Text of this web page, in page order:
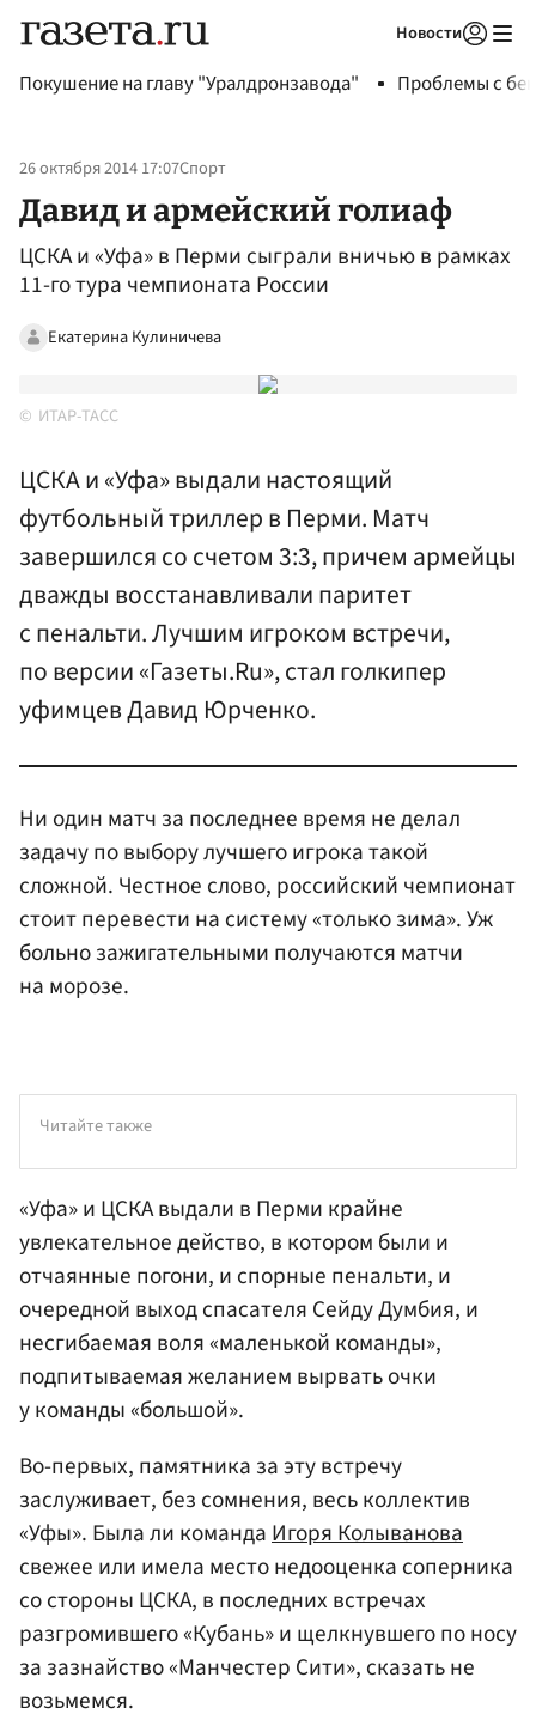
Новости
Покушение на главу "Уралдронзавода" Проблемы с
26 октября 2014 17:07Спорт
Давид и армейский голиаф
ЦСКА и «Уфа» в Перми сыграли вничью в рамках
11-го тура чемпионата России
Екатерина Кулиничева
ИТАР-ТАСС
ЦСКА и «Уфа» выдали настоящий
футбольный триллер в Перми. Матч
завершился со счетом 3:3, причем армейцы
дважды восстанавливали паритет
с пенальти. Лучшим игроком встречи,
по версии «Газеты.Ru», стал голкипер
уфимцев Давид Юрченко.
Ни один матч за последнее время не делал
задачу по выбору лучшего игрока такой
сложной. Честное слово, российский чемпионат
стоит перевести на систему «только зима». Уж
больно зажигательными получаются матчи
на морозе.
Читайте также
«Уфа» и ЦСКА выдали в Перми крайне
увлекательное действо, в котором были и
отчаянные погони, и спорные пенальти, и
очередной выход спасателя Сейду Думбия, и
несгибаемая воля «маленькой команды»,
подпитываемая желанием вырвать очки
у команды «большой».
Во-первых, памятника за эту встречу
заслуживает, без сомнения, весь коллектив
«Уфы». Была ли командаИгоря Колыванова
свежее или имела место недооценка соперника
со стороны ЦСКА, в последних встречах
разгромившего «Кубань» и щелкнувшего по носу
за зазнайство «Манчестер Сити», сказать не
возьмемся.